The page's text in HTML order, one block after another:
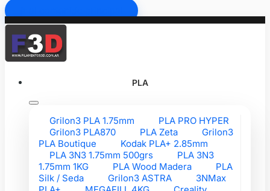
PLA
Grilon3 PLA 1.75mm
PLA PRO HYPER
Grilon3 PLA870
PLA Zeta
Grilon3
PLA Boutique
Kodak PLA+ 2.85mm
PLA 3N3 1.75mm 500grs
PLA 3N3
1.75mm 1KG
PLA Wood Madera
PLA
Silk / Seda
Grilon3 ASTRA
3NMax